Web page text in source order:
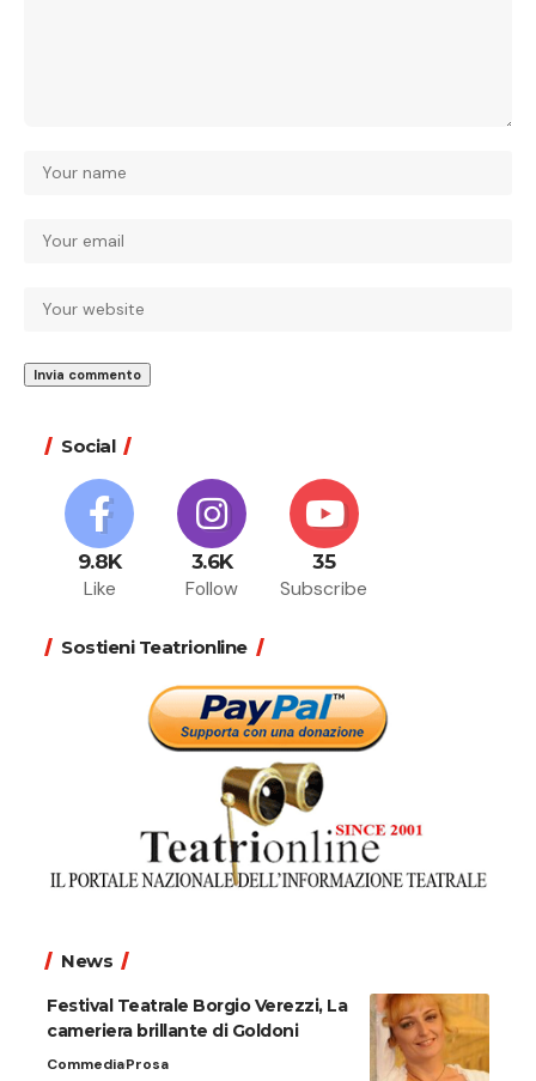
Social
9.8K
Like
3.6K
Follow
35
Subscribe
Sostieni Teatrionline
News
Festival Teatrale Borgio Verezzi, La
cameriera brillante di Goldoni
CommediaProsa